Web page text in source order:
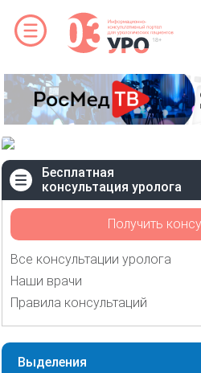
Бесплатная
консультация уролога
Получить
Все консультации уролога
Наши врачи
Правила консультаций
Выделения